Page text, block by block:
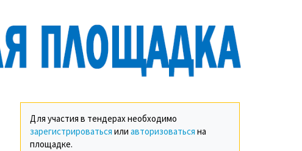
Для участия в тендерах необходимо
зарегистрироваться или авторизоваться на
площадке.